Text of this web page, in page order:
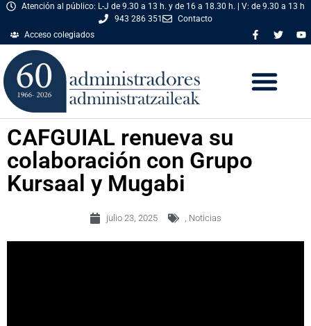
Atención al público: L-J de 9.30 a 13 h. y de 16 a 18.30 h. | V: de 9.30 a 13 h
943 286 351
Contacto
Acceso colegiados
CAFGUIAL renueva su
colaboración con Grupo
Kursaal y Mugabi
julio 23, 2025 , Noticias